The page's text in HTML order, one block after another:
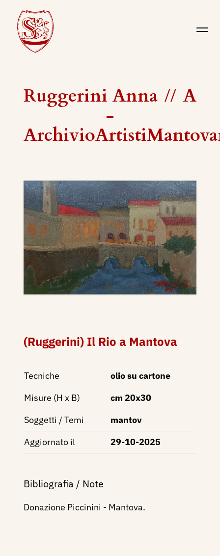
Ruggerini Anna // A
-
(Ruggerini) Il Rio a Mantova
Tecniche
olio su cartone
Misure (H x B)
cm 20x30
Soggetti / Temi
mantov
Aggiornato il
29-10-2025
Bibliografia / Note
Donazione Piccinini - Mantova.